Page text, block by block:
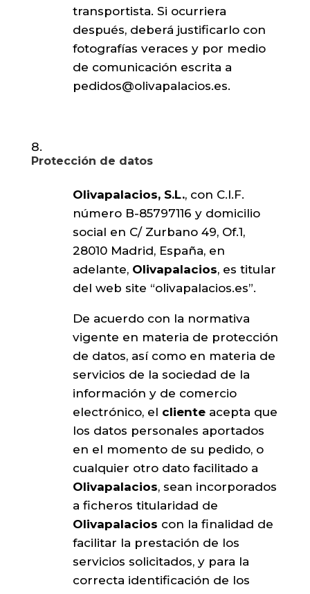
transportista. Si ocurriera
después, deberá justificarlo con
fotografías veraces y por medio
de comunicación escrita a
pedidos@olivapalacios.es.
Protección de datos
Olivapalacios, S.L., con C.I.F.
número B-85797116 y domicilio
social en C/ Zurbano 49, Of.1,
28010 Madrid, España, en
adelante, Olivapalacios, es titular
del web site “olivapalacios.es”.
De acuerdo con la normativa
vigente en materia de protección
de datos, así como en materia de
servicios de la sociedad de la
información y de comercio
electrónico, el clienteacepta que
los datos personales aportados
en el momento de su pedido, o
cualquier otro dato facilitado a
Olivapalacios, sean incorporados
a ficheros titularidad de
Olivapalacios con la finalidad de
facilitar la prestación de los
servicios solicitados, y para la
correcta identificación de los